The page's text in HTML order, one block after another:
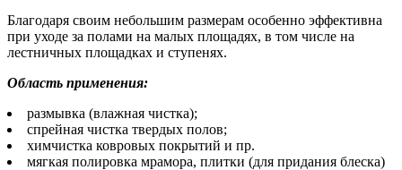
Благодаря своим небольшим размерам особенно эффективна
при уходе за полами на малых площадях, в том числе на
лестничных площадках и ступенях.
Область применения:
размывка (влажная чистка);
спрейная чистка твердых полов;
химчистка ковровых покрытий и пр.
мягкая полировка мрамора, плитки (для придания блеска)